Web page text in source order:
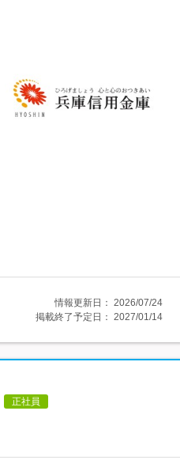
情報更新日： 2026/07/24
掲載終了予定日： 2027/01/14
正社員